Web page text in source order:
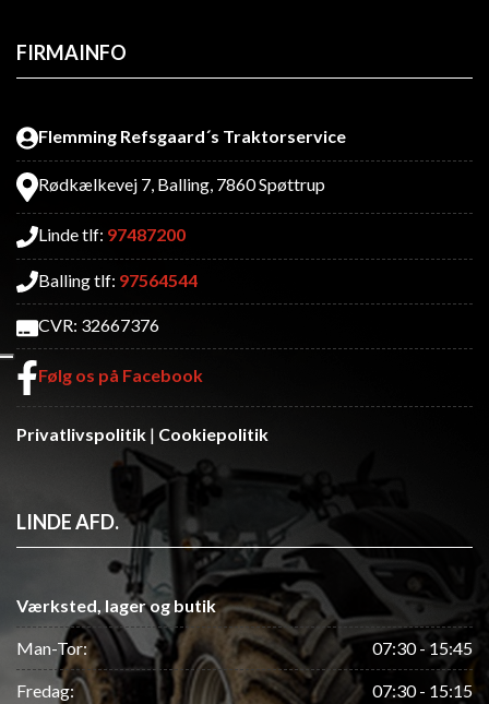
FIRMAINFO
Flemming Refsgaard´s Traktorservice
Rødkælkevej 7, Balling, 7860 Spøttrup
Linde tlf: 97487200
Balling tlf: 97564544
CVR: 32667376
Følg os på Facebook
Privatlivspolitik | Cookiepolitik
LINDE AFD.
Værksted, lager og butik
Man-Tor: 07:30 - 15:45
Fredag: 07:30 - 15:15